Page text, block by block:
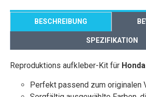
BESCHREIBUNG
SPEZIFIKATION
Reproduktions aufkleber-Kit für
Perfekt passend zum originalen